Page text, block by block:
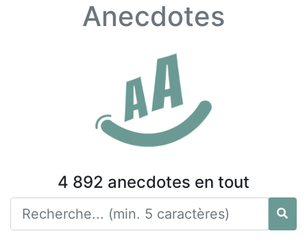
Anecdotes
4 892 anecdotes en tout